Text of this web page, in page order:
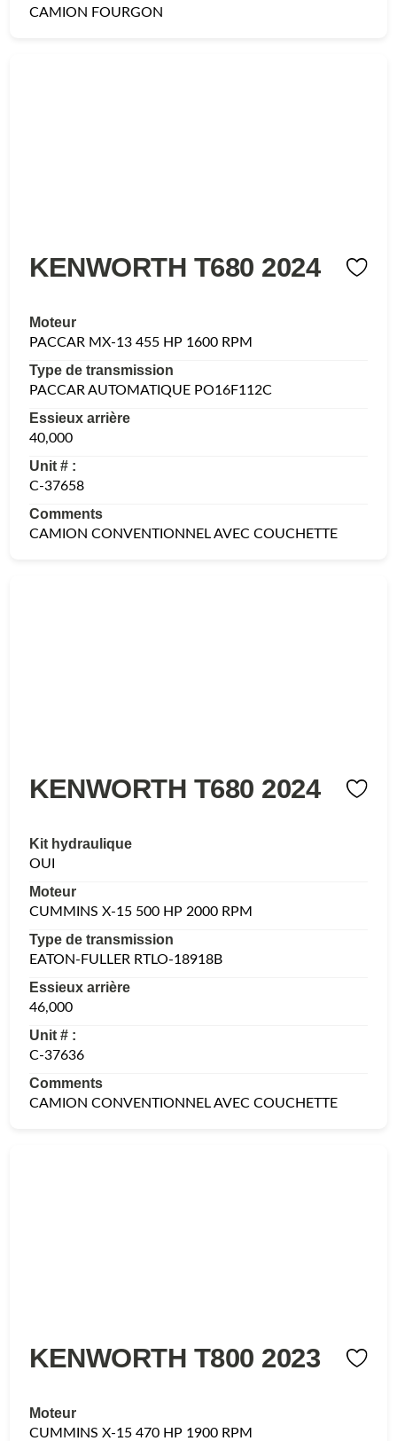
CAMION FOURGON
KENWORTH T680 2024
Moteur
PACCAR MX-13 455 HP 1600 RPM
Type de transmission
PACCAR AUTOMATIQUE PO16F112C
Essieux arrière
40,000
Unit # :
C-37658
Comments
CAMION CONVENTIONNEL AVEC COUCHETTE
KENWORTH T680 2024
Kit hydraulique
OUI
Moteur
CUMMINS X-15 500 HP 2000 RPM
Type de transmission
EATON-FULLER RTLO-18918B
Essieux arrière
46,000
Unit # :
C-37636
Comments
CAMION CONVENTIONNEL AVEC COUCHETTE
KENWORTH T800 2023
Moteur
CUMMINS X-15 470 HP 1900 RPM